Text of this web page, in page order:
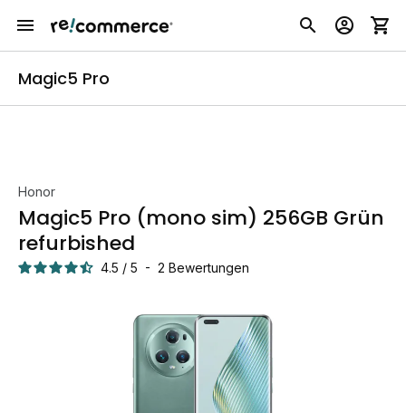
Magic5 Pro
Honor
Magic5 Pro (mono sim) 256GB Grün
refurbished
4.5 / 5 - 2 Bewertungen